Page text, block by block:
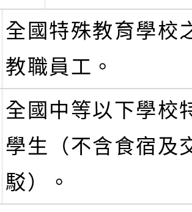
全國特殊教育學校
教職員工。
全國中等以下學校
學生（不含食宿及
駁）。